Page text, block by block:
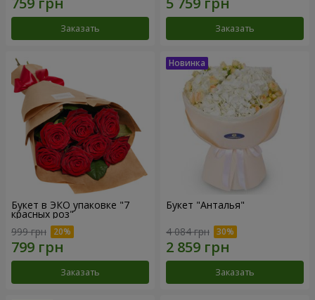
Заказать Заказать
Букет в ЭКО упаковке "7
красных роз"
999 грн
Заказать
Букет "Анталья"
4 084 грн
Заказать